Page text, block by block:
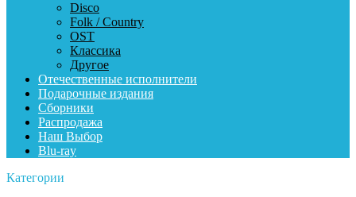
Disco
Folk / Country
OST
Классика
Другое
Отечественные исполнители
Подарочные издания
Сборники
Распродажа
Наш Выбор
Blu-ray
Категории